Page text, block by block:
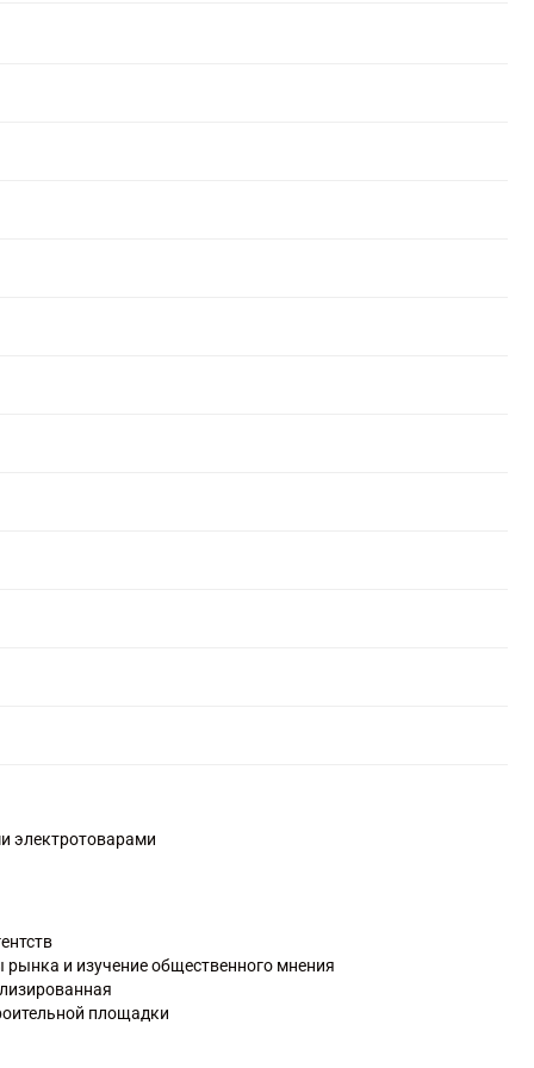
электротоварами
и изучение общественного мнения
площадки
работ, монтаж отопительных систем и систем